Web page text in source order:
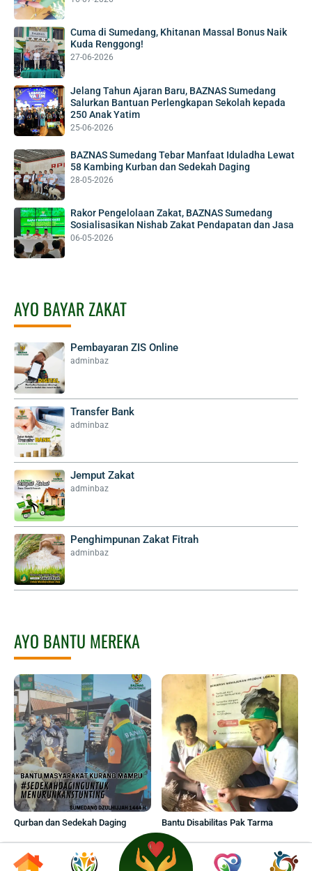
Cuma di Sumedang, Khitanan Massal Bonus Naik
Kuda Renggong!
27-06-2026
Jelang Tahun Ajaran Baru, BAZNAS Sumedang
Salurkan Bantuan Perlengkapan Sekolah kepada
250 Anak Yatim
25-06-2026
BAZNAS Sumedang Tebar Manfaat Iduladha Lewat
58 Kambing Kurban dan Sedekah Daging
28-05-2026
Rakor Pengelolaan Zakat, BAZNAS Sumedang
Sosialisasikan Nishab Zakat Pendapatan dan Jasa
06-05-2026
AYO BAYAR ZAKAT
Pembayaran ZIS Online
adminbaz
Transfer Bank
adminbaz
Jemput Zakat
adminbaz
Penghimpunan Zakat Fitrah
adminbaz
AYO BANTU MEREKA
Qurban dan Sedekah Daging Bantu Disabilitas Pak Tarma